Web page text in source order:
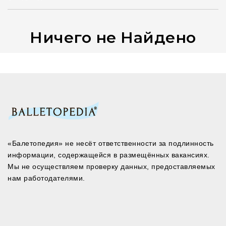
Ничего не Найдено
«Балетопедия» не несёт ответственности за подлинность
информации, содержащейся в размещённых вакансиях.
Мы не осуществляем проверку данных, предоставляемых
нам работодателями.